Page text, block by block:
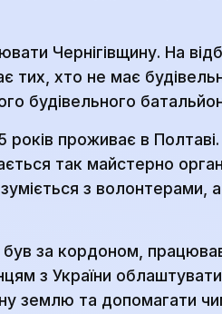
Чернігівщину. На
тих, хто не має
будівельного
років проживає в
так майстерно
з волонтерами,
за кордоном,
з України
землю та допомагати